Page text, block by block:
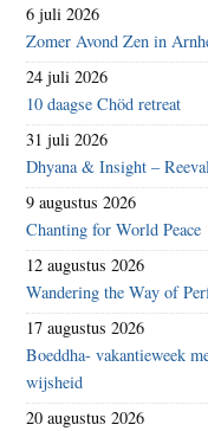
6 juli 2026
Zomer Avond Zen in
24 juli 2026
10 daagse Chöd retreat
31 juli 2026
Dhyana & Insight –
9 augustus 2026
Chanting for World Peace
12 augustus 2026
Wandering the Way of
17 augustus 2026
Boeddha- vakantieweek
wijsheid
20 augustus 2026